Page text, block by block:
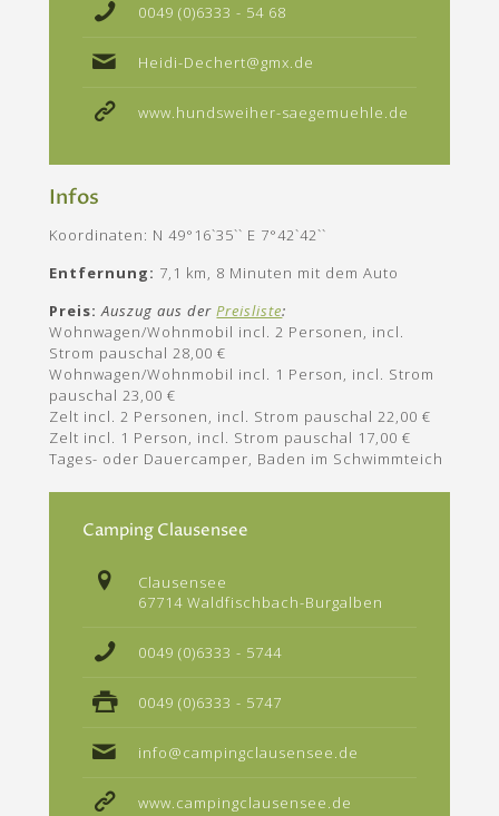
0049 (0)6333 - 54 68
Heidi-Dechert@gmx.de
www.hundsweiher-saegemuehle.de
Infos
Koordinaten: N 49°16`35`` E 7°42`42``
Entfernung: 7,1 km, 8 Minuten mit dem Auto
Preis: Auszug aus derPreisliste:
Wohnwagen/Wohnmobil incl. 2 Personen, incl.
Strom pauschal 28,00 €
Wohnwagen/Wohnmobil incl. 1 Person, incl. Strom
pauschal 23,00 €
Zelt incl. 2 Personen, incl. Strom pauschal 22,00 €
Zelt incl. 1 Person, incl. Strom pauschal 17,00 €
Tages- oder Dauercamper, Baden im Schwimmteich
Camping Clausensee
Clausensee
67714 Waldfischbach-Burgalben
0049 (0)6333 - 5744
0049 (0)6333 - 5747
info@campingclausensee.de
www.campingclausensee.de